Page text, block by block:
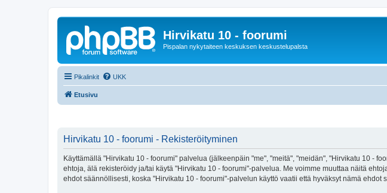
Hirvikatu 10 - foorumi
Pispalan nykytaiteen keskuksen keskustelupalsta
Pikalinkit UKK
Etusivu
Hirvikatu 10 - foorumi - Rekisteröityminen
Käyttämällä "Hirvikatu 10 - foorumi" palvelua (jälkeenpäin "me", "meitä", "meidän", "Hirvikatu 10 -
ehtoja, älä rekisteröidy ja/tai käytä "Hirvikatu 10 - foorumi"-palvelua. Me voimme muuttaa näitä
ehdot säännöllisesti, koska "Hirvikatu 10 - foorumi"-palvelun käyttö vaatii että hyväksyt nämä ehdot